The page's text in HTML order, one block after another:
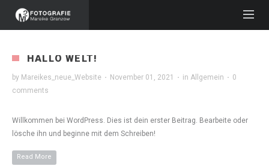
HALLO WELT!
by Mareikes_neue_Website · November 01, 2021 · in Allgemein · 0
comments
Willkommen bei WordPress. Dies ist dein erster Beitrag. Bearbeite oder
lösche ihn und beginne mit dem Schreiben!
Read More